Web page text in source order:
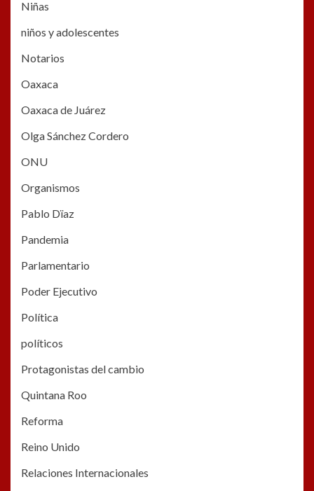
Niñas
niños y adolescentes
Notarios
Oaxaca
Oaxaca de Juárez
Olga Sánchez Cordero
ONU
Organismos
Pablo Dïaz
Pandemia
Parlamentario
Poder Ejecutivo
Política
políticos
Protagonistas del cambio
Quintana Roo
Reforma
Reino Unido
Relaciones Internacionales